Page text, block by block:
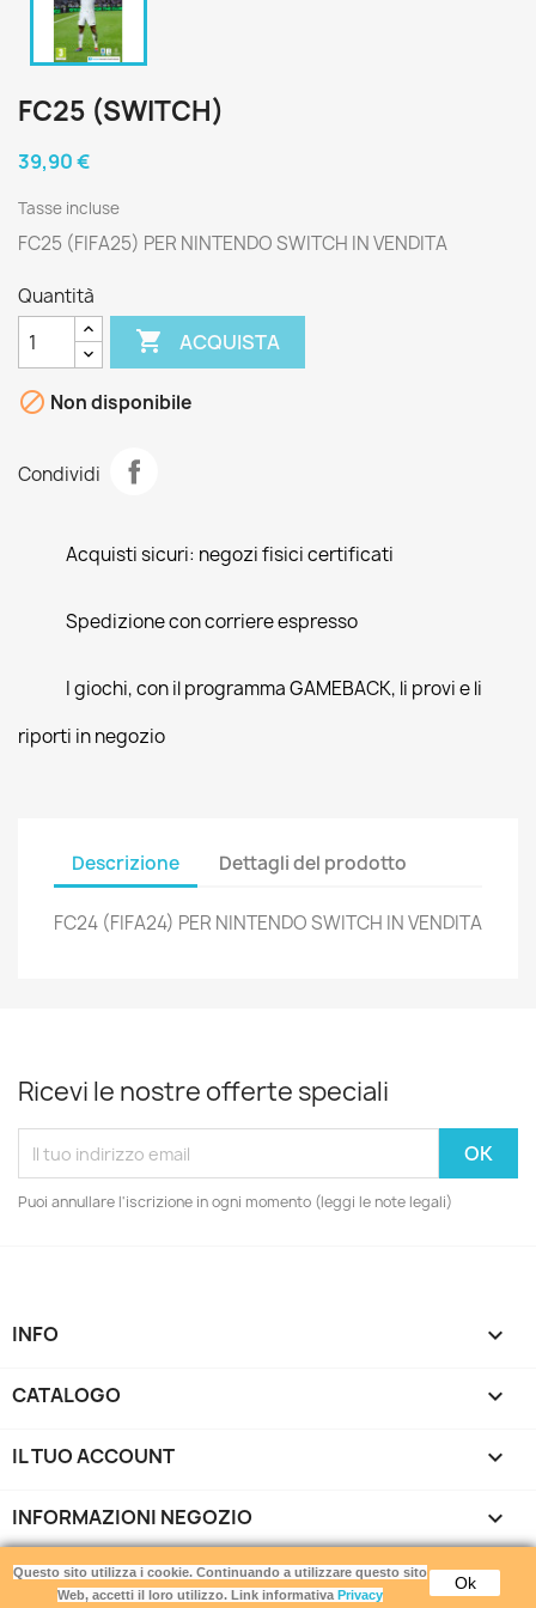
FC25 (SWITCH)
39,90 €
Tasse incluse
FC25 (FIFA25) PER NINTENDO SWITCH IN VENDITA
Quantità
 ACQUISTA
 Non disponibile
Condividi
Acquisti sicuri: negozi fisici certificati
Spedizione con corriere espresso
I giochi, con il programma GAMEBACK, li provi e li
riporti in negozio
Descrizione Dettagli del prodotto
FC24 (FIFA24) PER NINTENDO SWITCH IN VENDITA
Ricevi le nostre offerte speciali
Puoi annullare l'iscrizione in ogni momento (leggi le note legali)
INFO 
CATALOGO 
IL TUO ACCOUNT 
INFORMAZIONI NEGOZIO keyboard_arrow_down
Questo sito utilizza i cookie. Continuando a utilizzare questo sito
Web, accetti il loro utilizzo. Link informativa Privacy
Ok
Gamemania srls - Via di Torrevecchia 220 - 00168 Roma -
P.IVA 16912871007